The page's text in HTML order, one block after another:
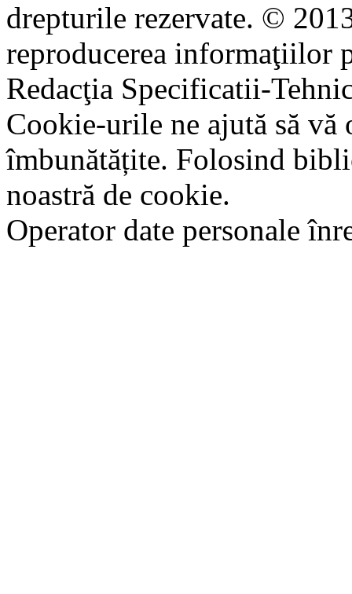
drepturile rezervate. ©
reproducerea informaţiilor
Redacţia Specificatii-
Cookie-urile ne ajută să
îmbunătățite. Folosind
noastră de cookie.
Operator date personale